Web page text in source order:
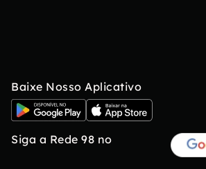
Baixe Nosso Aplicativo
Siga a Rede 98 no